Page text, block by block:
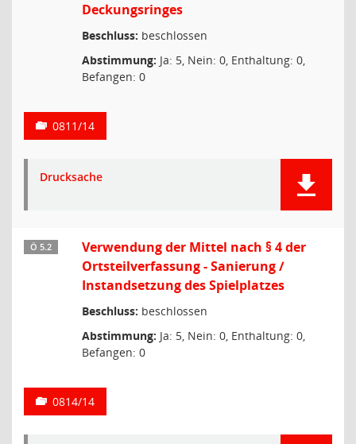
Deckungsringes
Beschluss: beschlossen
Abstimmung: Ja: 5, Nein: 0, Enthaltung: 0,
Befangen: 0
0811/14
Drucksache
Ö 5.2
Verwendung der Mittel nach § 4 der
Ortsteilverfassung - Sanierung /
Instandsetzung des Spielplatzes
Beschluss: beschlossen
Abstimmung: Ja: 5, Nein: 0, Enthaltung: 0,
Befangen: 0
0814/14